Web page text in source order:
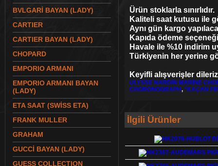
BVLGARİ BAYAN (LADY)
CARTIER
CARTIER BAYAN (LADY)
CHOPARD
EMPORIO ARMANI
EMPORIO ARMANI BAYAN
(LADY)
ETA SAAT (SWİSS ETA)
FRANK MULLER
GRAHAM
GUCCİ BAYAN (LADY)
GUESS COLLECTION
Ürün stoklarla sınırlıdır.
Kaliteli saat kutusu ile
Aynı gün kargo
Kapıda ödeme
Havale ile %10 indirim
Türkiyenin her yerine
Keyifli alışverişler
ULYSSE NARDİN MARİNE
CHORONOGRAPH, *KAÇAN
İlgili Ürünler